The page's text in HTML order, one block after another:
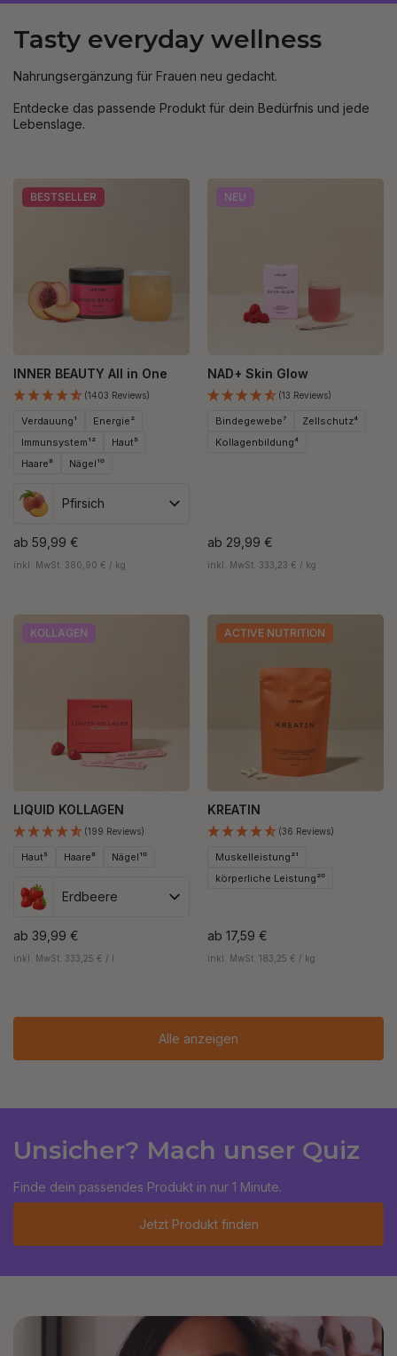
Tasty everyday wellness
Nahrungsergänzung für Frauen neu gedacht.
Entdecke das passende Produkt für dein Bedürfnis und jede
Lebenslage.
BESTSELLER
INNER BEAUTY All in One
(1403 Reviews)
Verdauung¹
Energie²
Immunsystem¹²
Haut⁵
Haare⁸
Nägel¹⁰
Pfirsich
ab 59,99 €
inkl. MwSt. 380,90 € / kg
NEU
NAD+ Skin Glow
(13 Reviews)
Bindegewebe⁷
Zellschutz⁴
Kollagenbildung⁴
ab 29,99 €
inkl. MwSt. 333,23 € / kg
KOLLAGEN
LIQUID KOLLAGEN
(199 Reviews)
Haut⁵ Haare⁸ Nägel¹⁰
Erdbeere
ab 39,99 €
inkl. MwSt. 333,25 € / l
ACTIVE NUTRITION
KREATIN
(36 Reviews)
Muskelleistung²¹
körperliche Leistung²⁰
ab 17,59 €
inkl. MwSt. 183,25 € / kg
Alle anzeigen
Unsicher? Mach unser Quiz
Finde dein passendes Produkt in nur 1 Minute.
Jetzt Produkt finden